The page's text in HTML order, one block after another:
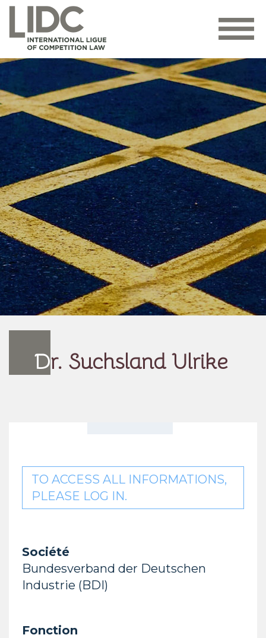
Dr. Suchsland Ulrike
TO ACCESS ALL INFORMATIONS,
PLEASE LOG IN.
Société
Bundesverband der Deutschen
Industrie (BDI)
Fonction